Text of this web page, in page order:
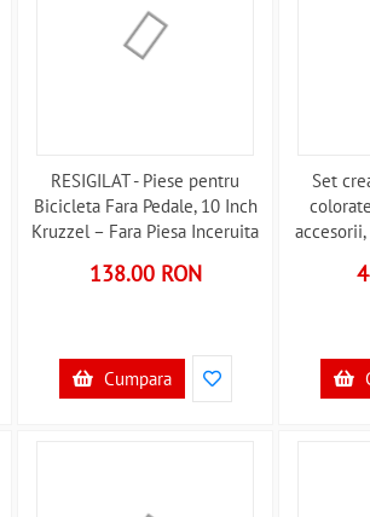
RESIGILAT - Piese pentru
Bicicleta Fara Pedale, 10 Inch
Kruzzel – Fara Piesa Inceruita
138.00 RON
Cumpara
Set